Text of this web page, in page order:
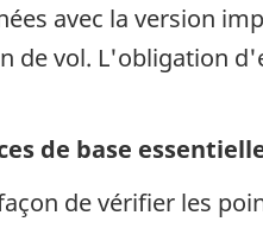
avec la version
de vol. L'obligation
de base
de vérifier les